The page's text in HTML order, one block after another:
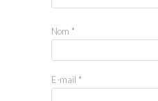
Nom *
E-mail *